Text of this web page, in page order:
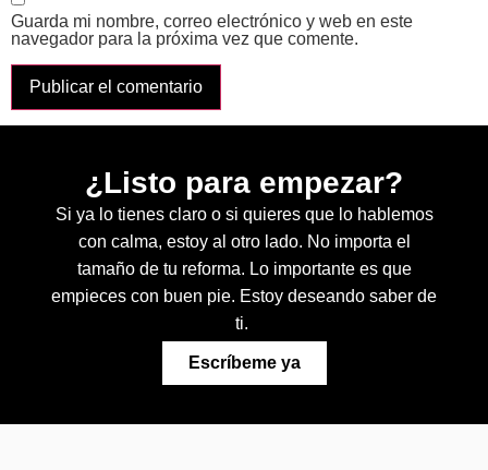
Guarda mi nombre, correo electrónico y web en este
navegador para la próxima vez que comente.
¿Listo para empezar?
Si ya lo tienes claro o si quieres que lo hablemos
con calma, estoy al otro lado. No importa el
tamaño de tu reforma. Lo importante es que
empieces con buen pie. Estoy deseando saber de
ti.
Escríbeme ya